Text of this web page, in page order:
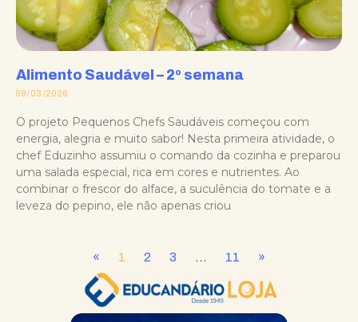
Alimento Saudável – 2º semana
09/03/2026
O projeto Pequenos Chefs Saudáveis começou com
energia, alegria e muito sabor! Nesta primeira atividade, o
chef Eduzinho assumiu o comando da cozinha e preparou
uma salada especial, rica em cores e nutrientes. Ao
combinar o frescor do alface, a suculência do tomate e a
leveza do pepino, ele não apenas criou
« 1 2 3 … 11 »